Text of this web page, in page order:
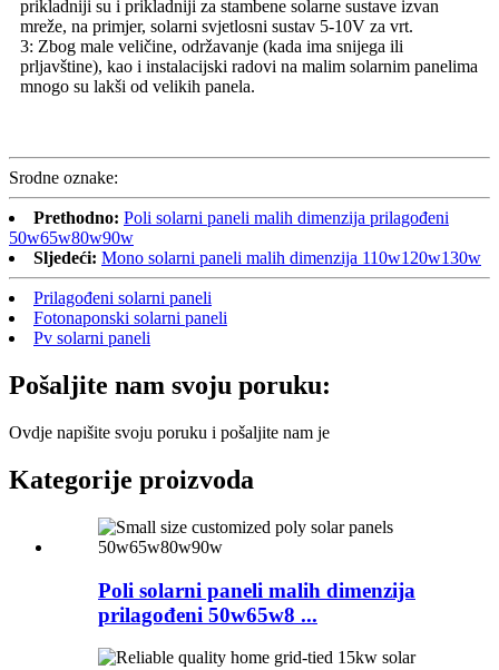
prikladniji su i prikladniji za stambene solarne sustave izvan
mreže, na primjer, solarni svjetlosni sustav 5-10V za vrt.
3: Zbog male veličine, održavanje (kada ima snijega ili
prljavštine), kao i instalacijski radovi na malim solarnim panelima
mnogo su lakši od velikih panela.
Srodne oznake:
Prethodno: Poli solarni paneli malih dimenzija prilagođeni
50w65w80w90w
Sljedeći: Mono solarni paneli malih dimenzija 110w120w130w
Prilagođeni solarni paneli
Fotonaponski solarni paneli
Pv solarni paneli
Pošaljite nam svoju poruku:
Ovdje napišite svoju poruku i pošaljite nam je
Kategorije proizvoda
Poli solarni paneli malih dimenzija
prilagođeni 50w65w8 ...